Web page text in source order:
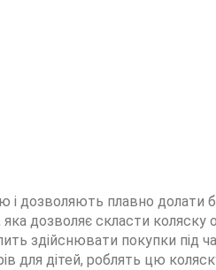
дозволяють плавно долати
дозволяє скласти
здійснювати покупки під
для дітей, роблять цю